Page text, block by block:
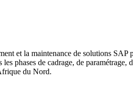
et la maintenance de solutions
phases de cadrage, de
du Nord.